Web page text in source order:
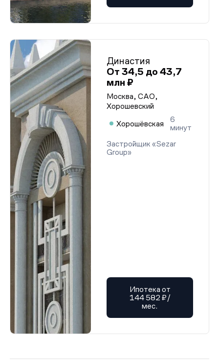
Династия
От 34,5 до 43,7
млн ₽
Москва, САО,
Хорошевский
Хорошёвская
6
минут
Застройщик «Sezar
Group»
Ипотека от
144 582 ₽/
мес.